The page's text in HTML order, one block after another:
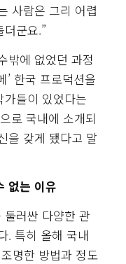
사람은 그리 어렵
군요.”
밖에 없었던 과정
’ 한국 프로덕션을
들이 있었다는
로 국내에 소개되
을 갖게 됐다고 말
없는 이유
러싼 다양한 관
. 특히 올해 국내
명한 방법과 정도